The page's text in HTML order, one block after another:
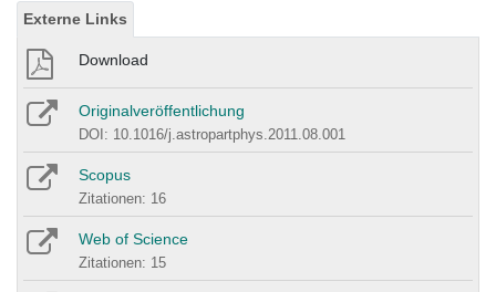
Externe Links
Download
Originalveröffentlichung
DOI: 10.1016/j.astropartphys.2011.08.001
Scopus
Zitationen: 16
Web of Science
Zitationen: 15